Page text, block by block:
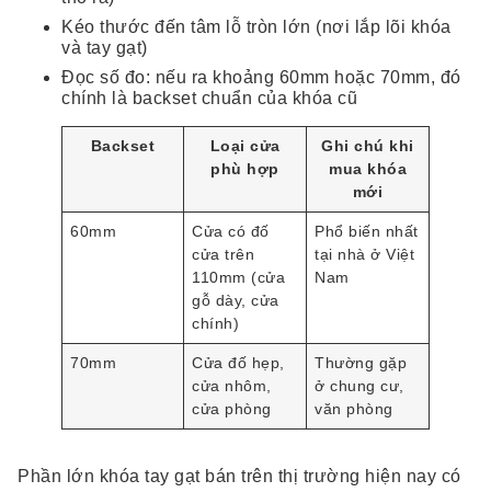
Kéo thước đến tâm lỗ tròn lớn (nơi lắp lõi khóa
và tay gạt)
Đọc số đo: nếu ra khoảng 60mm hoặc 70mm, đó
chính là backset chuẩn của khóa cũ
Backset
Loại cửa
phù hợp
Ghi chú khi
mua khóa
mới
60mm
Cửa có đố
cửa trên
110mm (cửa
gỗ dày, cửa
chính)
Phổ biến nhất
tại nhà ở Việt
Nam
70mm
Cửa đố hẹp,
cửa nhôm,
cửa phòng
Thường gặp
ở chung cư,
văn phòng
Phần lớn khóa tay gạt bán trên thị trường hiện nay có